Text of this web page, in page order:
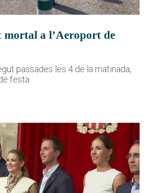
mortal a l’Aeroport de
passades les 4 de la matinada,
festa